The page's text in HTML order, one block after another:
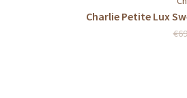
Charlie Petite Lux